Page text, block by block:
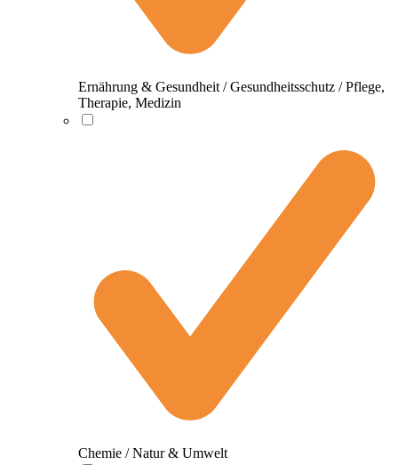
Ernährung & Gesundheit / Gesundheitsschutz / Pflege,
Therapie, Medizin
Chemie / Natur & Umwelt